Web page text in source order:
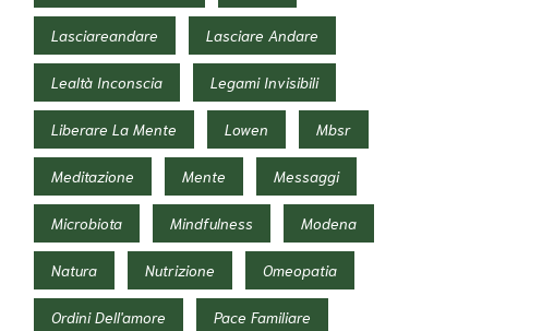
Lasciareandare Lasciare Andare
Lealtà Inconscia Legami Invisibili
Liberare La Mente Lowen Mbsr
Meditazione Mente Messaggi
Microbiota Mindfulness Modena
Natura Nutrizione Omeopatia
Ordini Dell'amore Pace Familiare